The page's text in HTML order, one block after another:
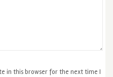
in this browser for the next time I